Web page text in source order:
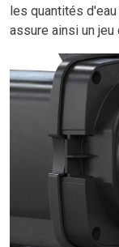
les quantités
assure ainsi un jeu